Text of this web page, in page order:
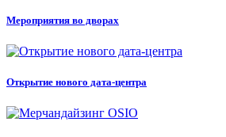
Мероприятия во дворах
Открытие нового дата-центра